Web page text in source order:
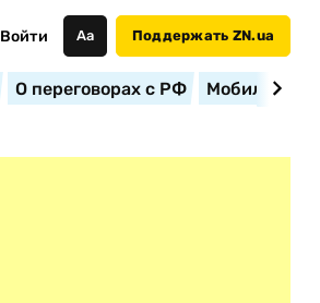
Войти Аа Поддержать ZN.ua
О переговорах с РФ